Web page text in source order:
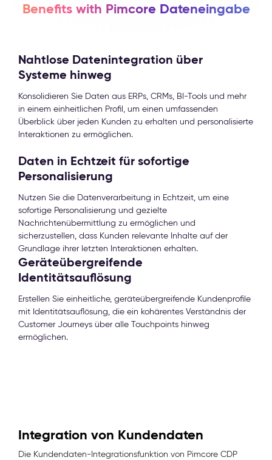
Benefits with Pimcore Dateneingabe
Nahtlose Datenintegration über
Systeme hinweg
Konsolidieren Sie Daten aus ERPs, CRMs, BI-Tools und mehr
in einem einheitlichen Profil, um einen umfassenden
Überblick über jeden Kunden zu erhalten und personalisierte
Interaktionen zu ermöglichen.
Daten in Echtzeit für sofortige
Personalisierung
Nutzen Sie die Datenverarbeitung in Echtzeit, um eine
sofortige Personalisierung und gezielte
Nachrichtenübermittlung zu ermöglichen und
sicherzustellen, dass Kunden relevante Inhalte auf der
Grundlage ihrer letzten Interaktionen erhalten.
Geräteübergreifende
Identitätsauflösung
Erstellen Sie einheitliche, geräteübergreifende Kundenprofile
mit Identitätsauflösung, die ein kohärentes Verständnis der
Customer Journeys über alle Touchpoints hinweg
ermöglichen.
Integration von Kundendaten
Die Kundendaten-Integrationsfunktion von Pimcore CDP